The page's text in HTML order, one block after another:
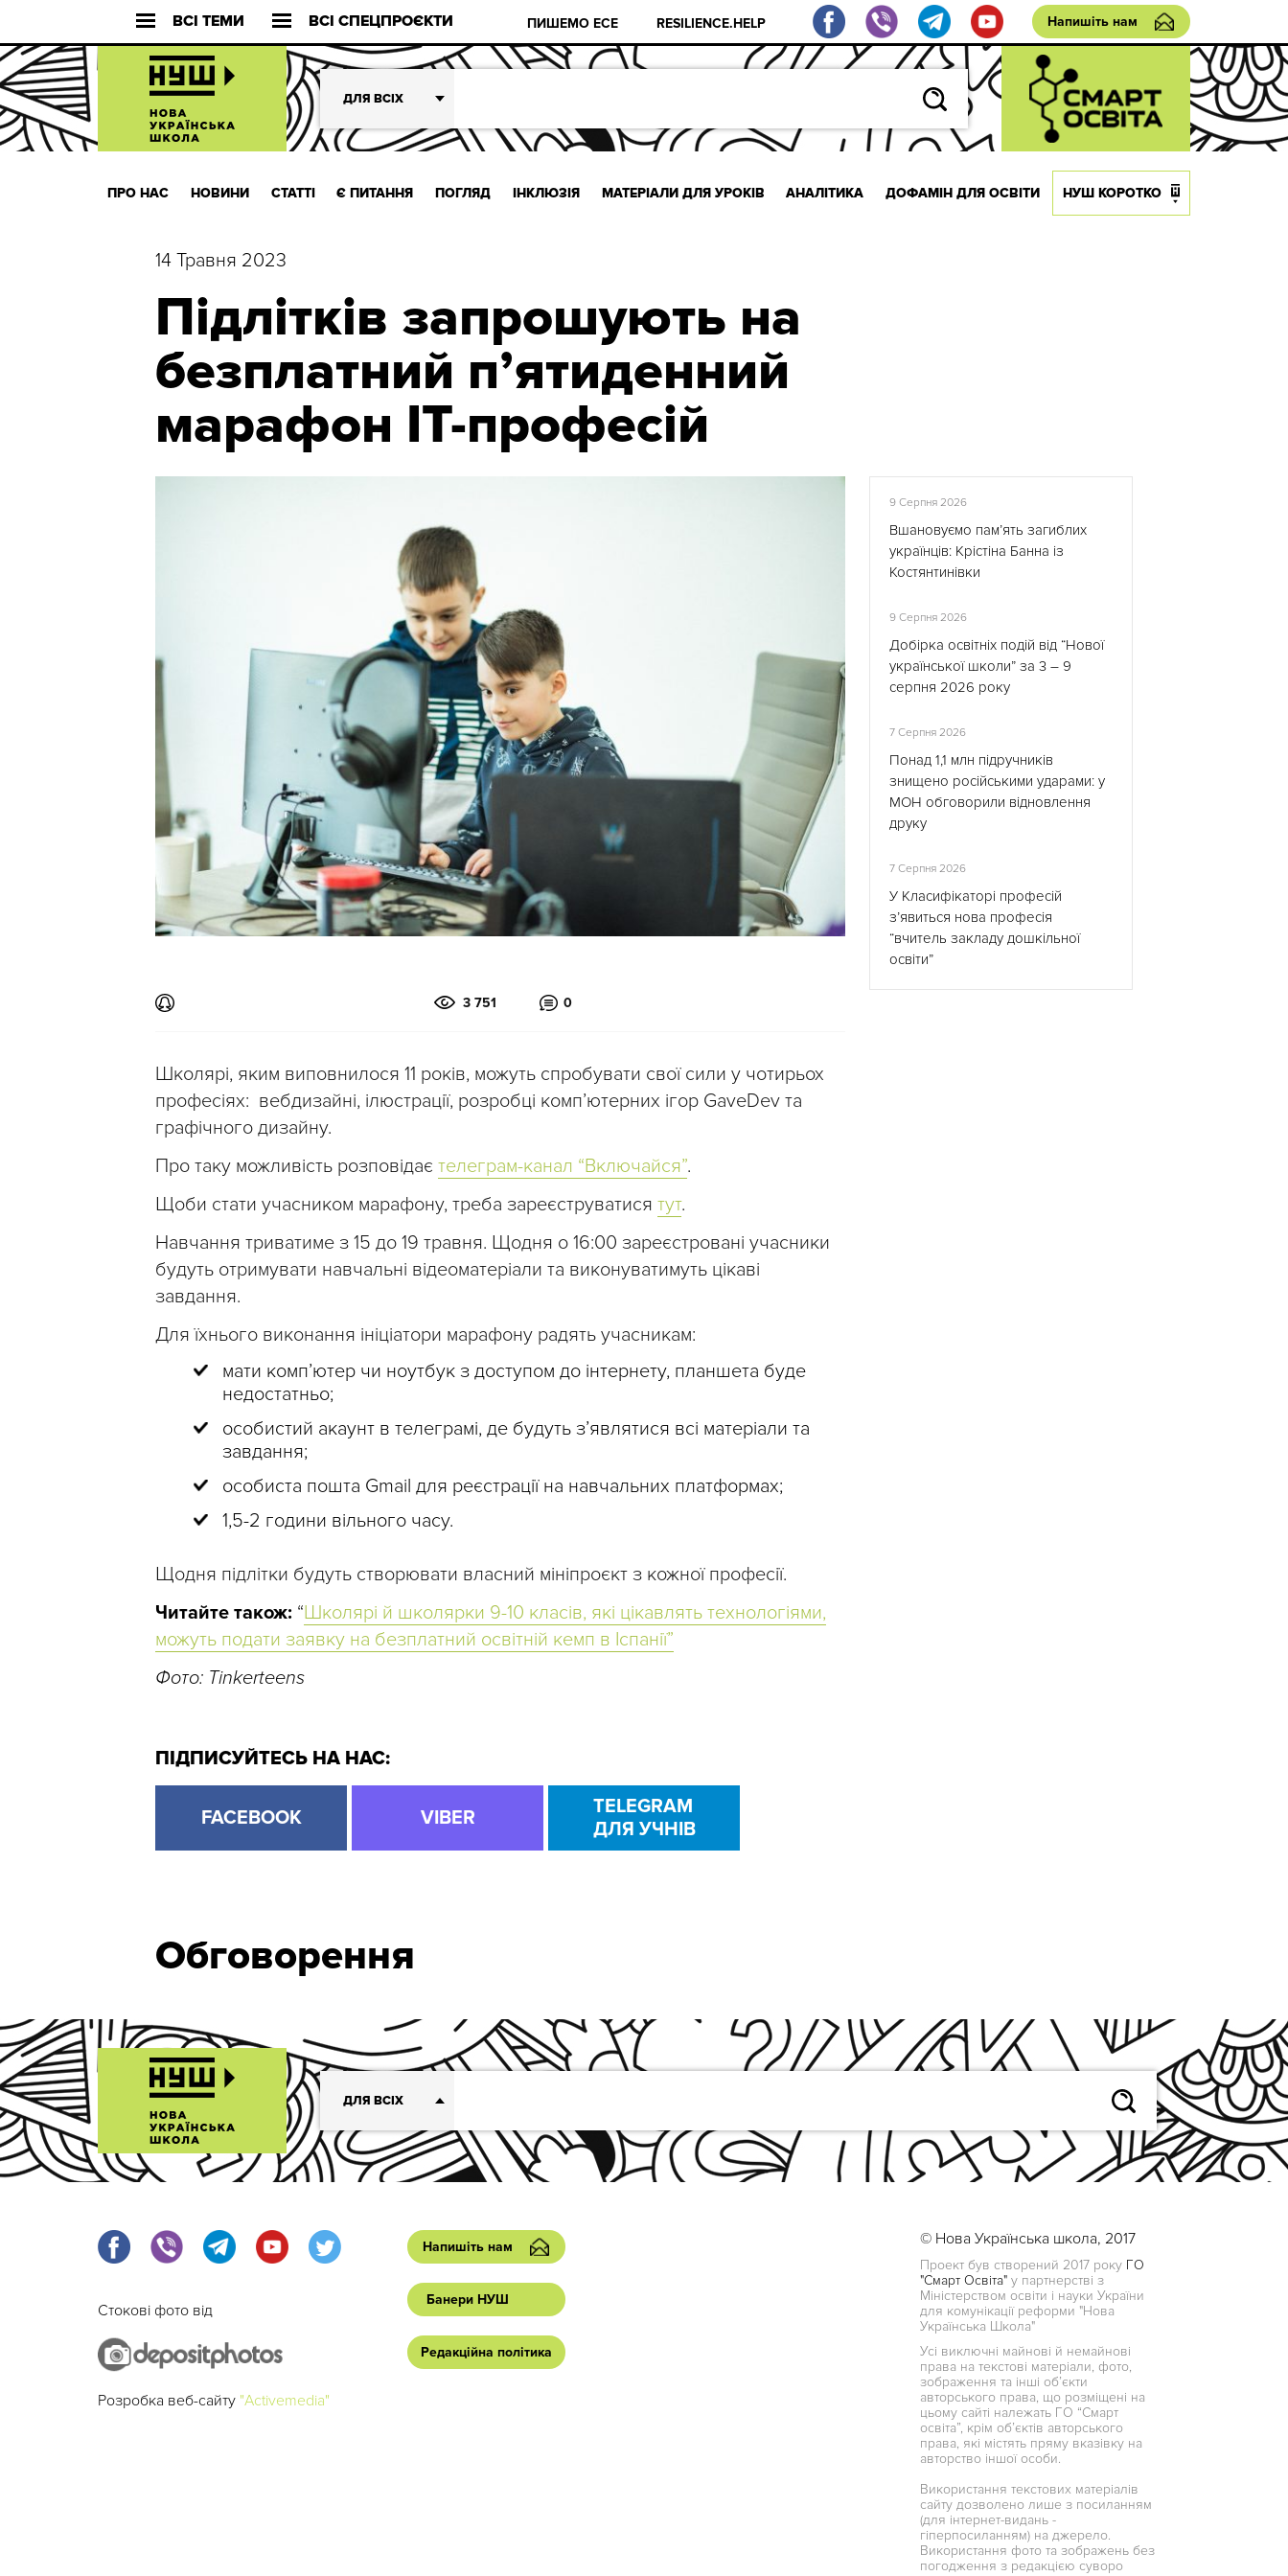
ВСІ ТЕМИ ВСІ СПЕЦПРОЄКТИ ПИШЕМО ЕСЕ RESILIENCE.HELP Напишіть нам
ДЛЯ ВСІХ
ПРО НАС НОВИНИ СТАТТІ Є ПИТАННЯ ПОГЛЯД ІНКЛЮЗІЯ МАТЕРІАЛИ ДЛЯ УРОКІВ АНАЛІТИКА ДОФАМІН ДЛЯ ОСВІТИ НУШ КОРОТКО
14 Травня 2023
Підлітків запрошують на
безплатний п’ятиденний
марафон ІТ-професій
3 751 0
Школярі, яким виповнилося 11 років, можуть спробувати свої сили у чотирьох
професіях: вебдизайні, ілюстрації, розробці комп’ютерних ігор GaveDev та
графічного дизайну.
Про таку можливість розповідає телеграм-канал “Включайся”.
Щоби стати учасником марафону, треба зареєструватися тут.
Навчання триватиме з 15 до 19 травня. Щодня о 16:00 зареєстровані учасники
будуть отримувати навчальні відеоматеріали та виконуватимуть цікаві
завдання.
Для їхнього виконання ініціатори марафону радять учасникам:
мати комп’ютер чи ноутбук з доступом до інтернету, планшета буде
недостатньо;
особистий акаунт в телеграмі, де будуть з’являтися всі матеріали та
завдання;
особиста пошта Gmail для реєстрації на навчальних платформах;
1,5-2 години вільного часу.
Щодня підлітки будуть створювати власний мініпроєкт з кожної професії.
Читайте також: “Школярі й школярки 9-10 класів, які цікавлять технологіями,
можуть подати заявку на безплатний освітній кемп в Іспанії”
Фото: Tinkerteens
ПІДПИСУЙТЕСЬ НА НАС:
FACEBOOK VIBER
TELEGRAM
ДЛЯ УЧНІВ
9 Серпня 2026
Вшановуємо пам’ять загиблих
українців: Крістіна Банна із
Костянтинівки
9 Серпня 2026
Добірка освітніх подій від “Нової
української школи” за 3 – 9
серпня 2026 року
7 Серпня 2026
Понад 1,1 млн підручників
знищено російськими ударами: у
МОН обговорили відновлення
друку
7 Серпня 2026
У Класифікаторі професій
з’явиться нова професія
“вчитель закладу дошкільної
освіти”
Обговорення
ДЛЯ ВСІХ
Стокові фото від
Розробка веб-сайту "Activemedia"
Напишіть нам
Банери НУШ
Редакційна політика
© Нова Українська школа, 2017
Проект був створений 2017 року ГО
"Смарт Освіта" у партнерстві з
Міністерством освіти і науки України
для комунікації реформи "Нова
Українська Школа"
Усі виключні майнові й немайнові
права на текстові матеріали, фото,
зображення та інші об’єкти
авторського права, що розміщені на
цьому сайті належать ГО “Смарт
освіта”, крім об’єктів авторського
права, які містять пряму вказівку на
авторство іншої особи.
Використання текстових матеріалів
сайту дозволено лише з посиланням
(для інтернет-видань -
гіперпосиланням) на джерело.
Використання фото та зображень без
погодження з редакцією суворо